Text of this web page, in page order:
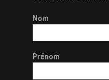
Nom
Prénom